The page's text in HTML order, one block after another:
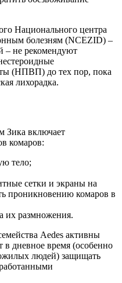
Национального центра
болезням (NCEZID) –
– не рекомендуют
(НПВП) до тех пор, пока
лихорадка.
Зика включает
комаров:
тело;
сетки и экраны на
проникновению комаров в
их размножения.
Aedes активны
в дневное время (особенно
людей) защищать